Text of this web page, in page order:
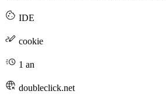
IDE
cookie
1 an
doubleclick.net